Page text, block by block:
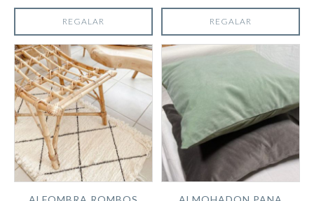
REGALAR REGALAR